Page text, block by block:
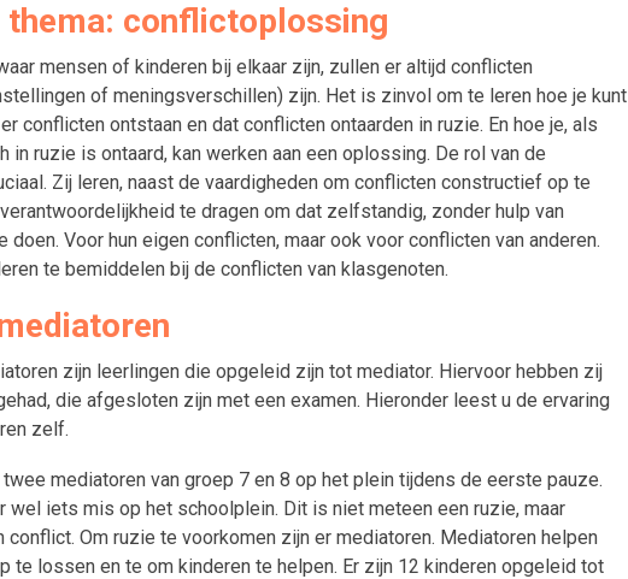
thema: conflictoplossing
mensen of kinderen bij elkaar zijn, zullen er altijd conflicten
of meningsverschillen) zijn. Het is zinvol om te leren hoe je kunt
conflicten ontstaan en dat conflicten ontaarden in ruzie. En hoe je, als
in ruzie is ontaard, kan werken aan een oplossing. De rol van de
Zij leren, naast de vaardigheden om conflicten constructief op te
te dragen om dat zelfstandig, zonder hulp van
doen. Voor hun eigen conflicten, maar ook voor conflicten van anderen.
te bemiddelen bij de conflicten van klasgenoten.
zijn leerlingen die opgeleid zijn tot mediator. Hiervoor hebben zij
die afgesloten zijn met een examen. Hieronder leest u de ervaring
zelf.
mediatoren van groep 7 en 8 op het plein tijdens de eerste pauze.
wel iets mis op het schoolplein. Dit is niet meteen een ruzie, maar
conflict. Om ruzie te voorkomen zijn er mediatoren. Mediatoren helpen
te lossen en te om kinderen te helpen. Er zijn 12 kinderen opgeleid tot